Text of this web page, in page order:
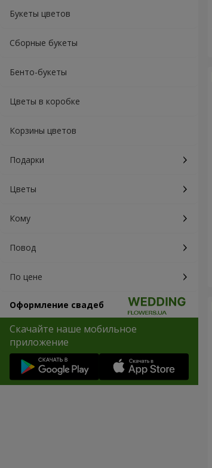
Букеты цветов
Сборные букеты
Бенто-букеты
Цветы в коробке
Корзины цветов
Подарки
Цветы
Кому
Повод
По цене
Оформление свадеб
Скачайте наше мобильное
приложение